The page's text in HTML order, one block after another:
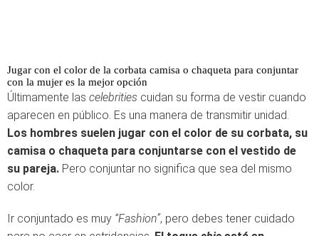
Jugar con el color de la corbata camisa o chaqueta para conjuntar
con la mujer es la mejor opción
Últimamente las celebrities cuidan su forma de vestir cuando
aparecen en público. Es una manera de transmitir unidad.
Los hombres suelen jugar con el color de su corbata, su
camisa o chaqueta para conjuntarse con el vestido de
su pareja. Pero conjuntar no significa que sea del mismo
color.
Ir conjuntado es muy “Fashion”, pero debes tener cuidado